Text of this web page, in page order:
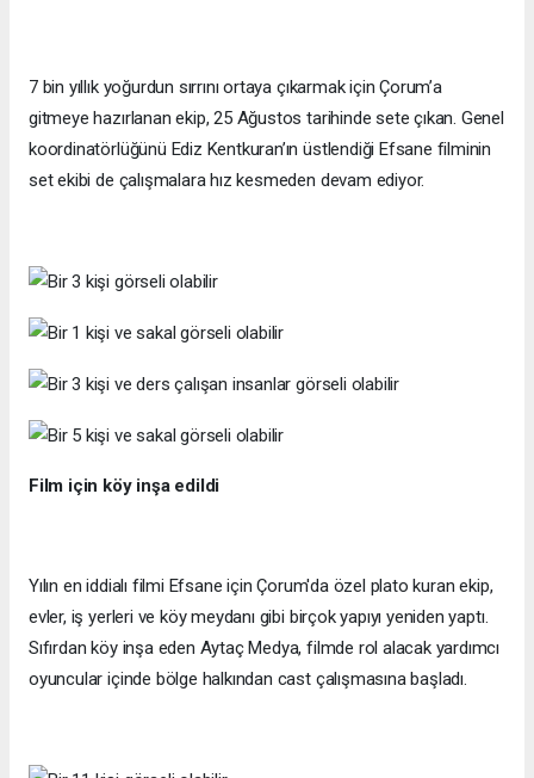
7 bin yıllık yoğurdun sırrını ortaya çıkarmak için Çorum’a
gitmeye hazırlanan ekip, 25 Ağustos tarihinde sete çıkan. Genel
koordinatörlüğünü Ediz Kentkuran’ın üstlendiği Efsane filminin
set ekibi de çalışmalara hız kesmeden devam ediyor.
Film için köy inşa edildi
Yılın en iddialı filmi Efsane için Çorum'da özel plato kuran ekip,
evler, iş yerleri ve köy meydanı gibi birçok yapıyı yeniden yaptı.
Sıfırdan köy inşa eden Aytaç Medya, filmde rol alacak yardımcı
oyuncular içinde bölge halkından cast çalışmasına başladı.